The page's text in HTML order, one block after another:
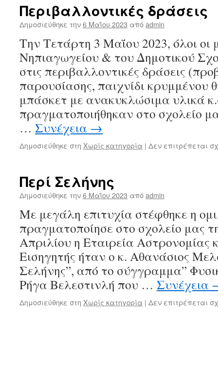
Περιβαλλοντικές δράσεις
Δημοσιεύθηκε την6 Μαΐου 2023 απόadmin
Tην Τετάρτη 3 Μαΐου 2023, όλοι οι
Νηπιαγωγείου & του Δημοτικού
στις περιβαλλοντικές δράσεις
παρουσίασης, παιχνίδι κρυμμένου
μπάσκετ με ανακυκλώσιμα υλικά
πραγματοποιήθηκαν στο σχολείο
… Συνέχεια →
Δημοσιεύθηκε στη Χωρίς κατηγορία | Δεν επιτρέπεται
Περί Σελήνης
Δημοσιεύθηκε την6 Μαΐου 2023 απόadmin
Με μεγάλη επιτυχία στέφθηκε η
πραγματοποίησε στο σχολείο μας
Απριλίου η Εταιρεία Αστρονομίας
Εισηγητής ήταν ο κ. Αθανάσιος
Σελήνης”, από το σύγγραμμα”
Ρήγα Βελεστινλή που … Συνέχεια
Δημοσιεύθηκε στη Χωρίς κατηγορία | Δεν επιτρέπεται